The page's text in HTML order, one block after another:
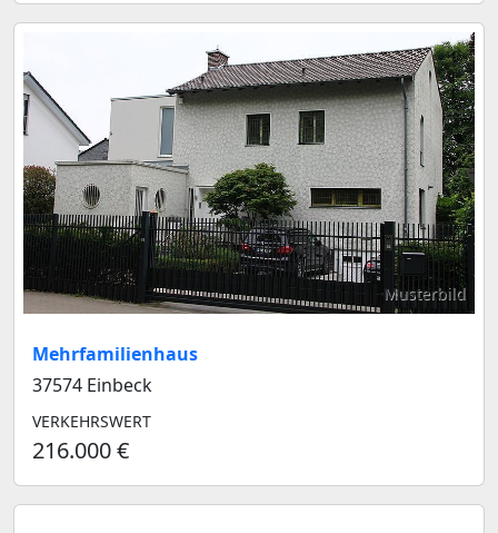
Musterbild
Mehrfamilienhaus
37574 Einbeck
VERKEHRSWERT
216.000 €